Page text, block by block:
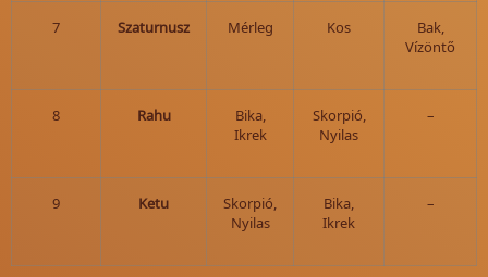
7 Szaturnusz Mérleg Kos
Bak,
Vízöntő
8 Rahu
Bika,
Ikrek
Skorpió,
Nyilas
–
9 Ketu
Skorpió,
Nyilas
Bika,
Ikrek
–